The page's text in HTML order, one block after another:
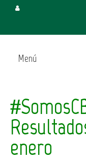
Menú
Juega en CBT
Campus de Verano
Torneo 3×3 Verano
enero